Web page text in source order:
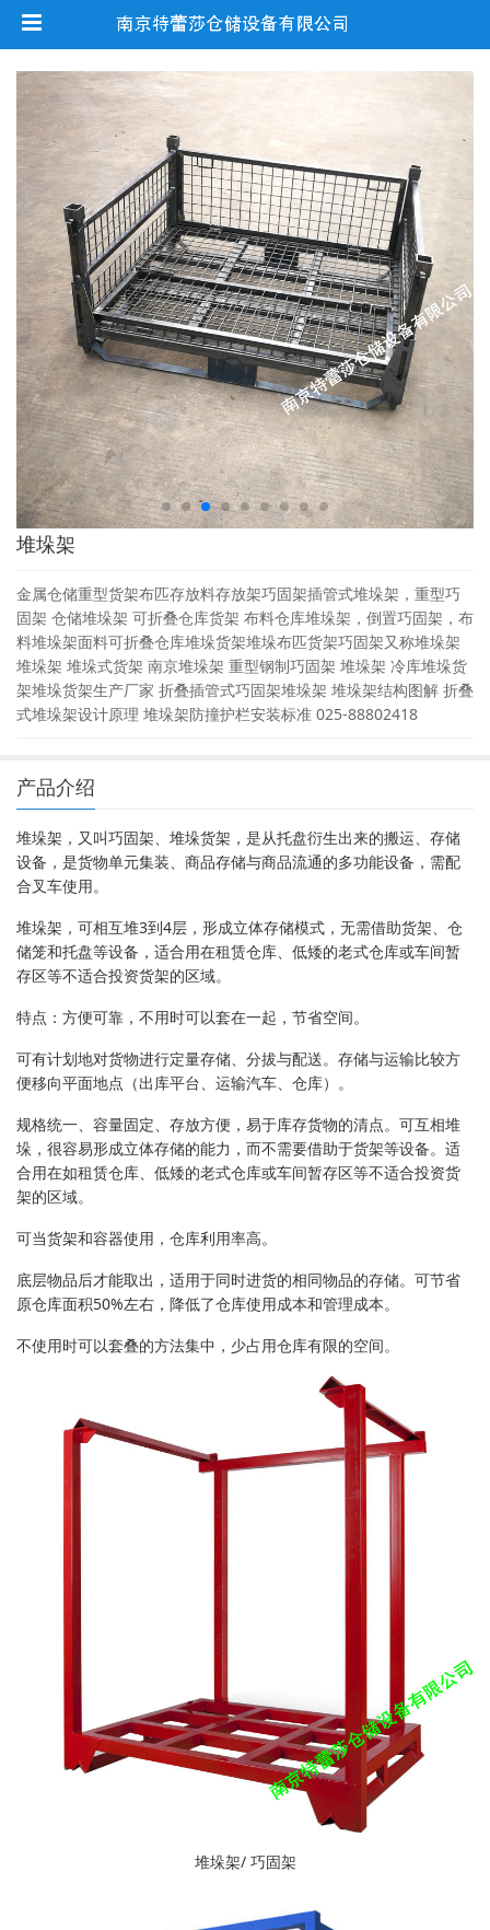
堆垛架
金属仓储重型货架布匹存放料存放架巧固架插管式堆垛架，重型巧
固架 仓储堆垛架 可折叠仓库货架 布料仓库堆垛架，倒置巧固架，布
料堆垛架面料可折叠仓库堆垛货架堆垛布匹货架巧固架又称堆垛架
堆垛架 堆垛式货架 南京堆垛架 重型钢制巧固架 堆垛架 冷库堆垛货
架堆垛货架生产厂家 折叠插管式巧固架堆垛架 堆垛架结构图解 折叠
式堆垛架设计原理 堆垛架防撞护栏安装标准 025-88802418
产品介绍
堆垛架，又叫巧固架、堆垛货架，是从托盘衍生出来的搬运、存储
设备，是货物单元集装、商品存储与商品流通的多功能设备，需配
合叉车使用。
堆垛架，可相互堆3到4层，形成立体存储模式，无需借助货架、仓
储笼和托盘等设备，适合用在租赁仓库、低矮的老式仓库或车间暂
存区等不适合投资货架的区域。
特点：方便可靠，不用时可以套在一起，节省空间。
可有计划地对货物进行定量存储、分拔与配送。存储与运输比较方
便移向平面地点（出库平台、运输汽车、仓库）。
规格统一、容量固定、存放方便，易于库存货物的清点。可互相堆
垛，很容易形成立体存储的能力，而不需要借助于货架等设备。适
合用在如租赁仓库、低矮的老式仓库或车间暂存区等不适合投资货
架的区域。
可当货架和容器使用，仓库利用率高。
底层物品后才能取出，适用于同时进货的相同物品的存储。可节省
原仓库面积50%左右，降低了仓库使用成本和管理成本。
不使用时可以套叠的方法集中，少占用仓库有限的空间。
堆垛架/ 巧固架